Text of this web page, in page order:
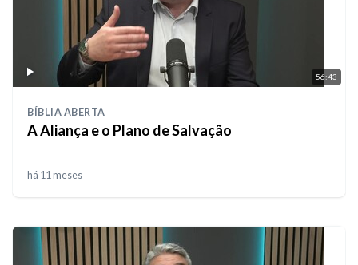
56:43
BÍBLIA ABERTA
A Aliança e o Plano de Salvação
há 11 meses